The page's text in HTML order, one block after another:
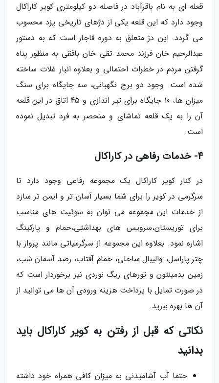
قعله ای به نام باقرآباد در فاصله دو کیلومتری کویر کاراکال
وجود دارد که این قلعه یکی از دژهای تاریخی یزد محسوب
می گردد. این دژ متعلق به دوره قاجار است که به دستور
عبدالرحیم خان فرزند محمد تقی خان بافقی به منظور پناه
گرفتن مردم در خطرات احتمالی و بعلاوه انبار غلات ساخته
شده است. وجود دو برج نگهبانی، سه جایگاه برای سنگ
میزان ها، 10 جایگاه برای تیر اندازی و 45 اتاق در این قلعه
آن را به یک قلعه تماشای و منحصر به فرد تبدیل نموده
است.
4- خدمات رفاهی در کاراکال
در کنار کویر کاراکال یک مجموعه رفاعی وجود دارد تا
سرگرمی در کویر را برای شما بسیار آسان تر و ایمن تر سازد
از خدمات این مجموعه می توان به سوئیت های مناسب
برای توریستان،سرویس های بهداشتی،حمام و پارکینگ
اشاره نمود. بعلاوه این مجموعه از سرگرمیاتی مانند پرواز با
چتر پاراسل، والیبال ساحلی، حمام آفتاب، رصد آسمان شب،
زمین بدمینتون و تورهای ریگ نوردی نیز برخوردار است که
در صورت تمایل با پرداخت هزینه ورودی آن ها می توانید از
آن ها بهره ببرید.
نکاتی که قبل از رفتن به کویر کاراکال باید
بدانید
حتما آب آشامیدنی به میزان کافی همراه خود داشته